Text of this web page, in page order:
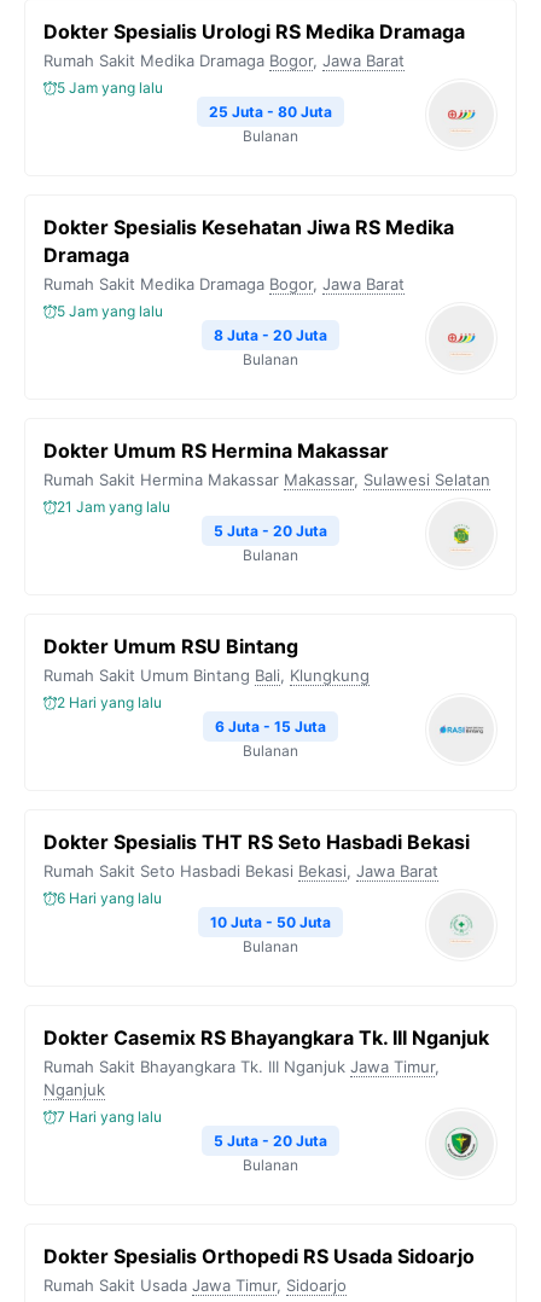
Dokter Spesialis Urologi RS Medika Dramaga
Rumah Sakit Medika Dramaga Bogor, Jawa Barat
5 Jam yang lalu
25 Juta - 80 Juta
Bulanan
Dokter Spesialis Kesehatan Jiwa RS Medika
Dramaga
Rumah Sakit Medika Dramaga Bogor, Jawa Barat
5 Jam yang lalu
8 Juta - 20 Juta
Bulanan
Dokter Umum RS Hermina Makassar
Rumah Sakit Hermina Makassar Makassar, Sulawesi Selatan
21 Jam yang lalu
5 Juta - 20 Juta
Bulanan
Dokter Umum RSU Bintang
Rumah Sakit Umum Bintang Bali, Klungkung
2 Hari yang lalu
6 Juta - 15 Juta
Bulanan
Dokter Spesialis THT RS Seto Hasbadi Bekasi
Rumah Sakit Seto Hasbadi Bekasi Bekasi, Jawa Barat
6 Hari yang lalu
10 Juta - 50 Juta
Bulanan
Dokter Casemix RS Bhayangkara Tk. III Nganjuk
Rumah Sakit Bhayangkara Tk. III Nganjuk Jawa Timur,
Nganjuk
7 Hari yang lalu
5 Juta - 20 Juta
Bulanan
Dokter Spesialis Orthopedi RS Usada Sidoarjo
Rumah Sakit Usada Jawa Timur, Sidoarjo